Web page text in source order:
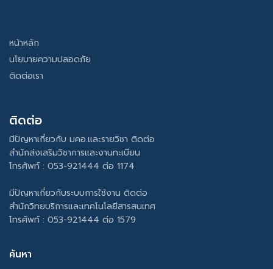
หน้าหลัก
นโยบายความปลอดภัย
ติดต่อเรา
ติดต่อ
มีปัญหาเกี่ยวกับ มคอ.และรายวิชา ติดต่อ
สำนักส่งเสริมวิชาการและงานทะเบียน
โทรศัพท์ : 053-921444 ต่อ 1174
มีปัญหาเกี่ยวกับระบบการใช้งาน ติดต่อ
สำนักวิทยบริการและเทคโนโลยีสารสนเทศ
โทรศัพท์ : 053-921444 ต่อ 1579
ค้นหา